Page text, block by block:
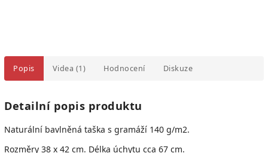
Popis Videa (1) Hodnocení Diskuze
Detailní popis produktu
Naturální bavlněná taška s gramáží 140 g/m2.
Rozměry 38 x 42 cm. Délka úchytu cca 67 cm.